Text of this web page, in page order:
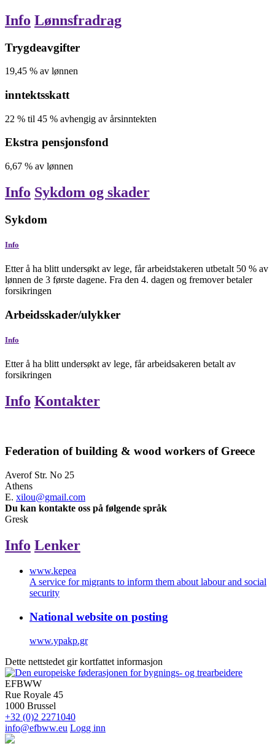
Info Lønnsfradrag
Trygdeavgifter
19,45 % av lønnen
inntektsskatt
22 % til 45 % avhengig av årsinntekten
Ekstra pensjonsfond
6,67 % av lønnen
Info Sykdom og skader
Sykdom
Info
Etter å ha blitt undersøkt av lege, får arbeidstakeren utbetalt 50 % av
lønnen de 3 første dagene. Fra den 4. dagen og fremover betaler
forsikringen
Arbeidsskader/ulykker
Info
Etter å ha blitt undersøkt av lege, får arbeidsakeren betalt av
forsikringen
Info Kontakter
Federation of building & wood workers of Greece
Averof Str. No 25
Athens
E. xilou@gmail.com
Du kan kontakte oss på følgende språk
Gresk
Info Lenker
www.kepea
A service for migrants to inform them about labour and social
security
National website on posting
www.ypakp.gr
Dette nettstedet gir kortfattet informasjon
EFBWW
Rue Royale 45
1000 Brussel
+32 (0)2 2271040
info@efbww.eu Logg inn